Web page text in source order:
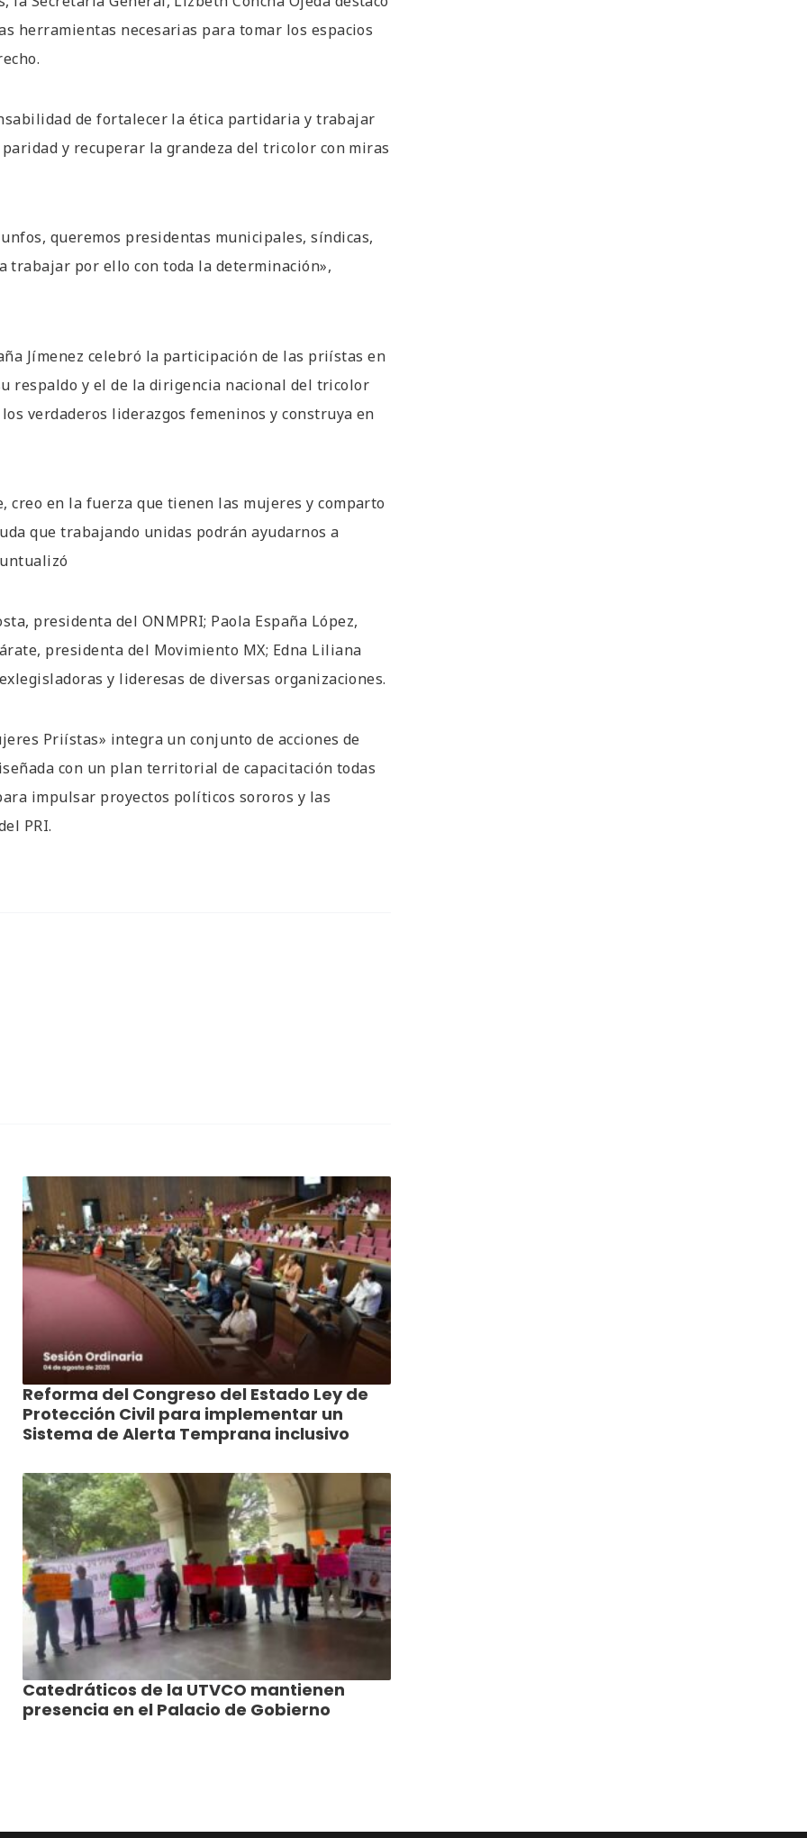
herramientas necesarias para tomar los espacios
de fortalecer la ética partidaria y trabajar
y recuperar la grandeza del tricolor con miras
queremos presidentas municipales, síndicas,
trabajar por ello con toda la determinación»,
Jímenez celebró la participación de las priístas en
respaldo y el de la dirigencia nacional del tricolor
verdaderos liderazgos femeninos y construya en
en la fuerza que tienen las mujeres y comparto
que trabajando unidas podrán ayudarnos a
presidenta del ONMPRI; Paola España López,
presidenta del Movimiento MX; Edna Liliana
y lideresas de diversas organizaciones.
Priístas» integra un conjunto de acciones de
con un plan territorial de capacitación todas
impulsar proyectos políticos sororos y las
PRI.
Reforma del Congreso del Estado Ley de
Protección Civil para implementar un
Sistema de Alerta Temprana inclusivo
Catedráticos de la UTVCO mantienen
presencia en el Palacio de Gobierno